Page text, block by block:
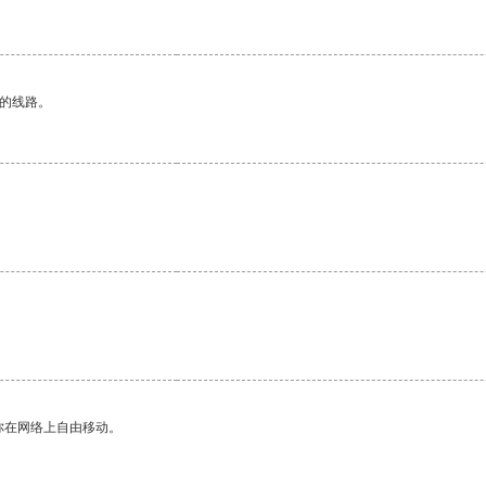
线路。
网络上自由移动。